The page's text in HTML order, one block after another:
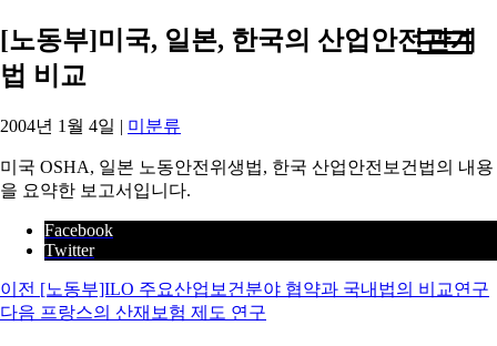
[노동부]미국, 일본, 한국의 산업안전관계
법 비교
2004년 1월 4일 | 미분류
미국 OSHA, 일본 노동안전위생법, 한국 산업안전보건법의 내용
을 요약한 보고서입니다.
Facebook
Twitter
이전 [노동부]ILO 주요산업보건분야 협약과 국내법의 비교연구
다음 프랑스의 산재보험 제도 연구